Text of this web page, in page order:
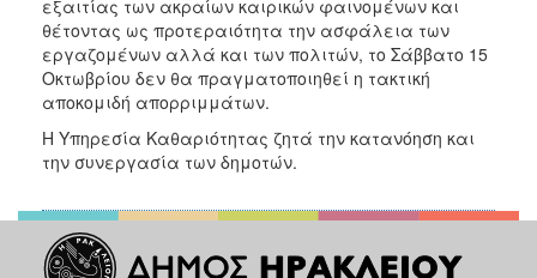
2020
2019
2018
2016
2012
εξαιτίας των ακραίων καιρικών φαινομένων και
θέτοντας ως προτεραιότητα την ασφάλεια των
εργαζομένων αλλά και των πολιτών, το Σάββατο 15
Οκτωβρίου δεν θα πραγματοποιηθεί η τακτική
αποκομιδή απορριμμάτων.
Η Υπηρεσία Καθαριότητας ζητά την κατανόηση και
την συνεργασία των δημοτών.